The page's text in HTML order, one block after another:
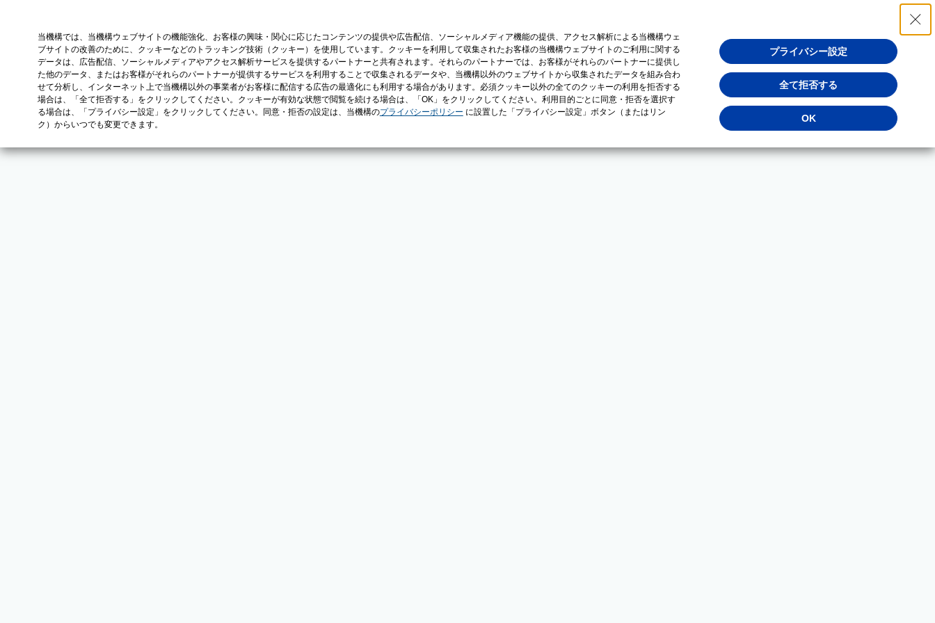
当機構では、当機構ウェブサイトの機能強化、お客様の興味・関心に応じたコンテンツの提供や広告配信、ソーシャルメディア機能の提供、アクセス解析による当機構ウェ
ブサイトの改善のために、クッキーなどのトラッキング技術（クッキー）を使用しています。クッキーを利用して収集されたお客様の当機構ウェブサイトのご利用に関する
データは、広告配信、ソーシャルメディアやアクセス解析サービスを提供するパートナーと共有されます。それらのパートナーでは、お客様がそれらのパートナーに提供し
た他のデータ、またはお客様がそれらのパートナーが提供するサービスを利用することで収集されるデータや、当機構以外のウェブサイトから収集されたデータを組み合わ
せて分析し、インターネット上で当機構以外の事業者がお客様に配信する広告の最適化にも利用する場合があります。必須クッキー以外の全てのクッキーの利用を拒否する
場合は、「全て拒否する」をクリックしてください。クッキーが有効な状態で閲覧を続ける場合は、「OK」をクリックしてください。利用目的ごとに同意・拒否を選択す
る場合は、「プライバシー設定」をクリックしてください。同意・拒否の設定は、当機構のプライバシーポリシー に設置した「プライバシー設定」ボタン（またはリン
ク）からいつでも変更できます。
プライバシー設定
全て拒否する
OK